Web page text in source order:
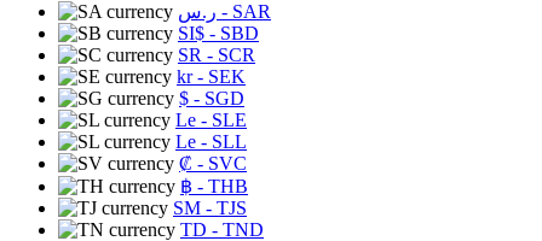
ر.س - SAR
SI$ - SBD
SR - SCR
kr- SEK
$ - SGD
Le - SLE
Le - SLL
₡ - SVC
฿ - THB
ЅМ - TJS
TD - TND